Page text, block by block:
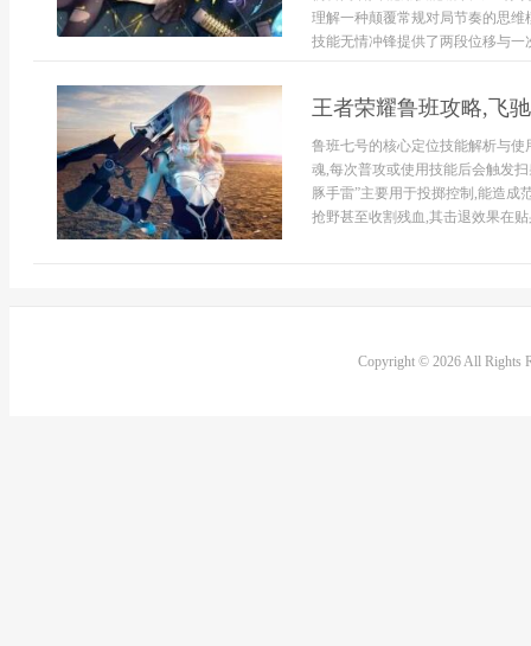
理解一种颠覆常规对局节奏的思
技能无情冲锋提供了两段位移与一
王者荣耀鲁班攻略,飞
鲁班七号的核心定位技能解析与使
魂,每次普攻或使用技能后会触发
豚手雷”主要用于投掷控制,能造成
抢野甚至收割残血,其击退效果在
Copyright © 2026 All Rights